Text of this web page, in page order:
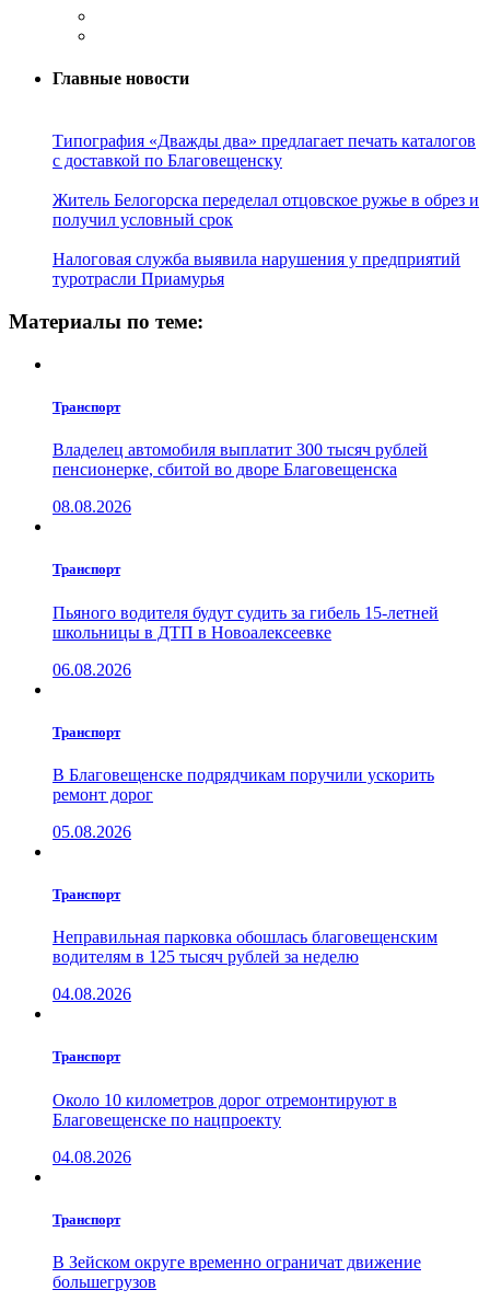
Главные новости
Типография «Дважды два» предлагает печать каталогов
с доставкой по Благовещенску
Житель Белогорска переделал отцовское ружье в обрез и
получил условный срок
Налоговая служба выявила нарушения у предприятий
туротрасли Приамурья
Материалы по теме:
Транспорт
Владелец автомобиля выплатит 300 тысяч рублей
пенсионерке, сбитой во дворе Благовещенска
08.08.2026
Транспорт
Пьяного водителя будут судить за гибель 15-летней
школьницы в ДТП в Новоалексеевке
06.08.2026
Транспорт
В Благовещенске подрядчикам поручили ускорить
ремонт дорог
05.08.2026
Транспорт
Неправильная парковка обошлась благовещенским
водителям в 125 тысяч рублей за неделю
04.08.2026
Транспорт
Около 10 километров дорог отремонтируют в
Благовещенске по нацпроекту
04.08.2026
Транспорт
В Зейском округе временно ограничат движение
большегрузов